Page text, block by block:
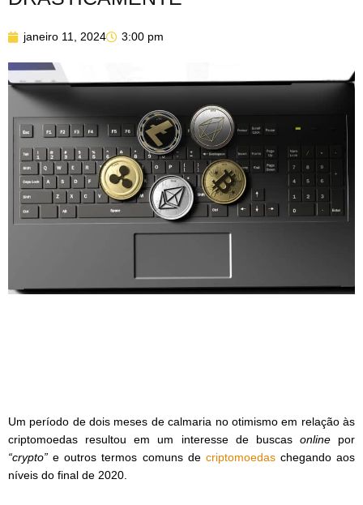
janeiro 11, 2024 3:00 pm
Um período de dois meses de calmaria no otimismo em relação às
criptomoedas resultou em um interesse de buscas onlinepor
“crypto” e outros termos comuns de criptomoedaschegando aos
níveis do final de 2020.